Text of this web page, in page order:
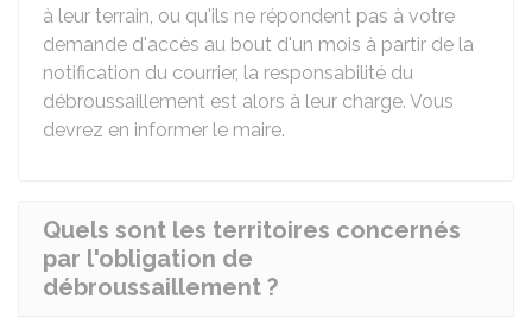
à leur terrain, ou qu'ils ne répondent pas à votre
demande d'accès au bout d'un mois à partir de la
notification du courrier, la responsabilité du
débroussaillement est alors à leur charge. Vous
devrez en informer le maire.
Quels sont les territoires concernés
par l'obligation de
débroussaillement ?